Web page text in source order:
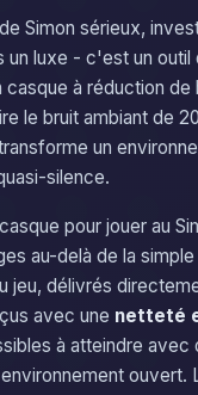
Simon sérieux,
un luxe - c'est un outil
casque à réduction de
le bruit ambiant de
un
silence.
pour jouer au
au-delà de la
jeu, délivrés
avec une netteté
à atteindre avec
ouvert.